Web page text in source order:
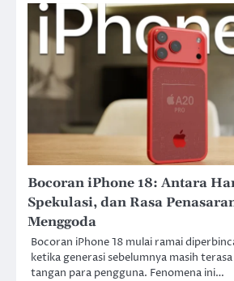
Bocoran iPhone 18: Antara
Spekulasi, dan Rasa
Menggoda
Bocoran iPhone 18 mulai ramai
ketika generasi sebelumnya masih
tangan para pengguna. Fenomena ini…